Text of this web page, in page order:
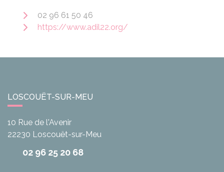
02 96 61 50 46
https://www.adil22.org/
LOSCOUËT-SUR-MEU
10 Rue de l'Avenir
22230 Loscouët-sur-Meu
02 96 25 20 68